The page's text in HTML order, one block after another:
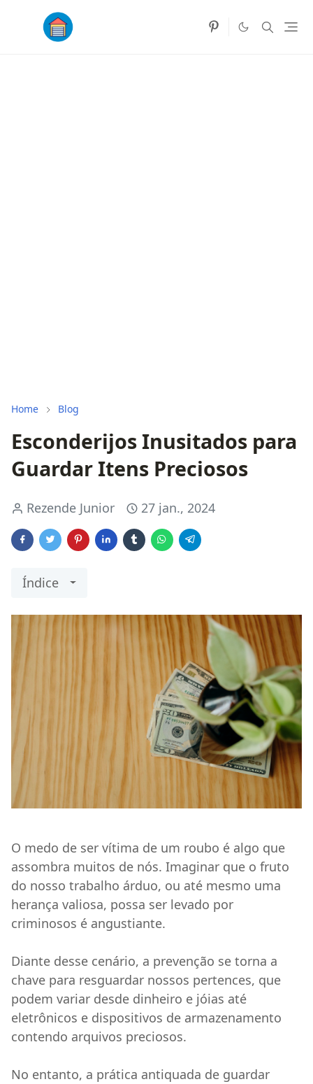
Home Blog
Esconderijos Inusitados para
Guardar Itens Preciosos
Rezende Junior 27 jan., 2024
Índice
O medo de ser vítima de um roubo é algo que
assombra muitos de nós. Imaginar que o fruto
do nosso trabalho árduo, ou até mesmo uma
herança valiosa, possa ser levado por
criminosos é angustiante.
Diante desse cenário, a prevenção se torna a
chave para resguardar nossos pertences, que
podem variar desde dinheiro e jóias até
eletrônicos e dispositivos de armazenamento
contendo arquivos preciosos.
No entanto, a prática antiquada de guardar